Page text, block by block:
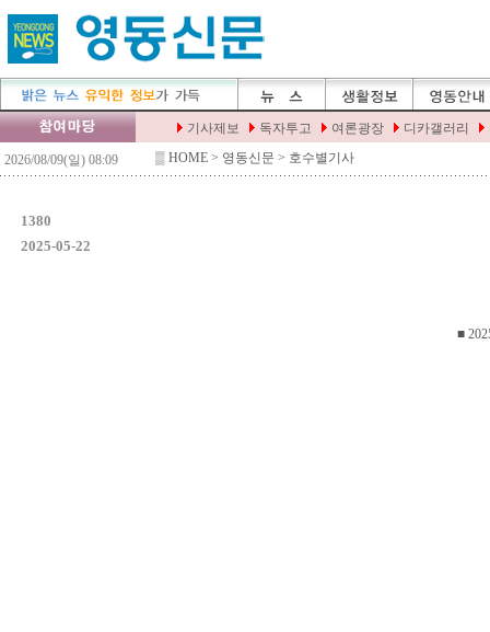
▒ HOME > 영동신문 > 호수별기사
1380
2025-05-22
■